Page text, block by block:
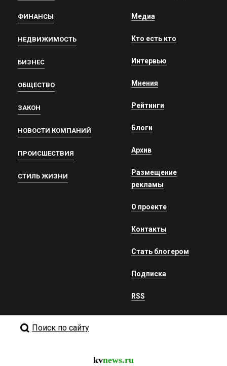
ФИНАНСЫ
НЕДВИЖИМОСТЬ
БИЗНЕС
ОБЩЕСТВО
ЗАКОН
НОВОСТИ КОМПАНИЙ
ПРОИСШЕСТВИЯ
СТИЛЬ ЖИЗНИ
Медиа
Кто есть кто
Интервью
Мнения
Рейтинги
Блоги
Архив
Размещение
рекламы
О проекте
Контакты
Стать блогером
Подписка
RSS
Поиск по сайту
kvnews.ru